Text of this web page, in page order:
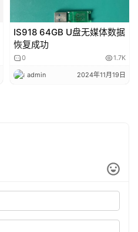
IS918 64GB U盘无媒体数据
恢复成功
0 1.7K
admin 2024年11月19日